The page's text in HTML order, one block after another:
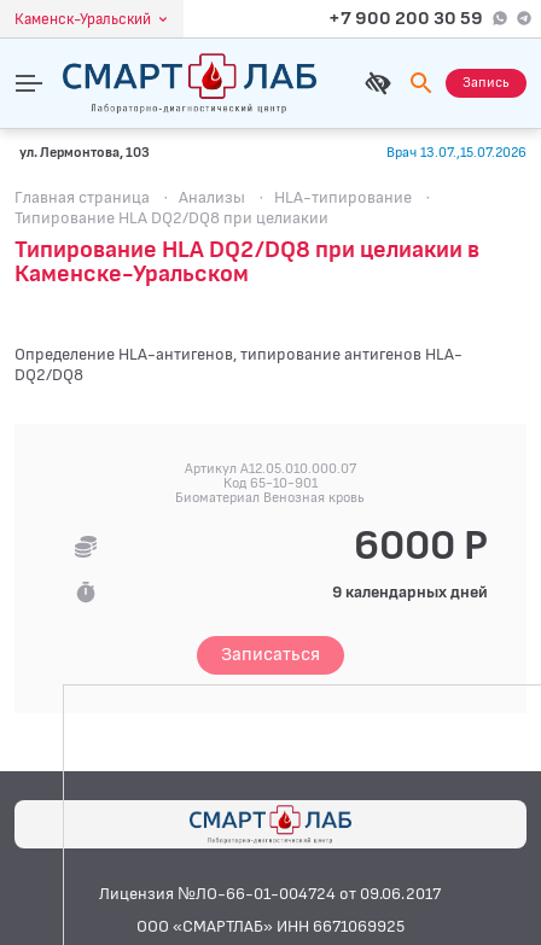
Каменск-Уральский +7 900 200 30 59
Запись
ул. Лермонтова, 103 Врач 13.07.,15.07.2026
Главная страница · Анализы · HLA-типирование
·
Типирование HLA DQ2/DQ8 при целиакии
Типирование HLA DQ2/DQ8 при целиакии в
Каменске-Уральском
Определение HLA-антигенов, типирование антигенов HLA-
DQ2/DQ8
Артикул A12.05.010.000.07
Код 65-10-901
Биоматериал Венозная кровь
6000 Р
9 календарных дней
Записаться
Лицензия №ЛО-66-01-004724 от 09.06.2017
ООО «СМАРТЛАБ» ИНН 6671069925